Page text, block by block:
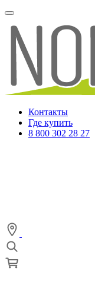
Контакты
Где купить
8 800 302 28 27